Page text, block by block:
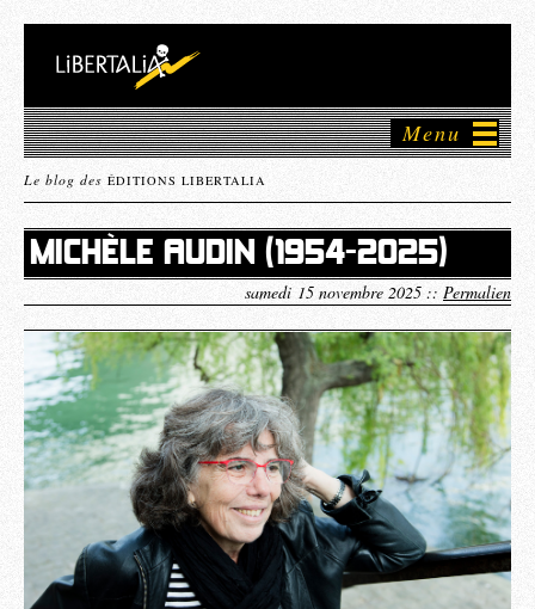
Menu
Le blog des ÉDITIONS LIBERTALIA
MICHÈLE AUDIN (1954-2025)
samedi 15 novembre 2025 :: Permalien